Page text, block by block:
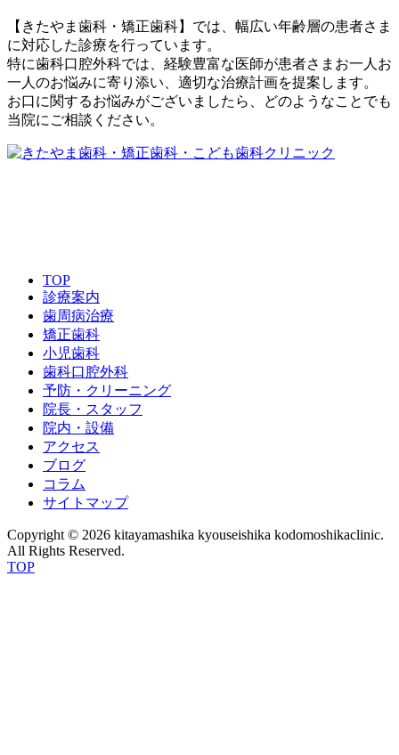
【きたやま歯科・矯正歯科】では、幅広い年齢層の患者さま
に対応した診療を行っています。
特に歯科口腔外科では、経験豊富な医師が患者さまお一人お
一人のお悩みに寄り添い、適切な治療計画を提案します。
お口に関するお悩みがございましたら、どのようなことでも
当院にご相談ください。
TOP
診療案内
歯周病治療
矯正歯科
小児歯科
歯科口腔外科
予防・クリーニング
院長・スタッフ
院内・設備
アクセス
ブログ
コラム
サイトマップ
Copyright © 2026 kitayamashika kyouseishika kodomoshikaclinic.
All Rights Reserved.
TOP